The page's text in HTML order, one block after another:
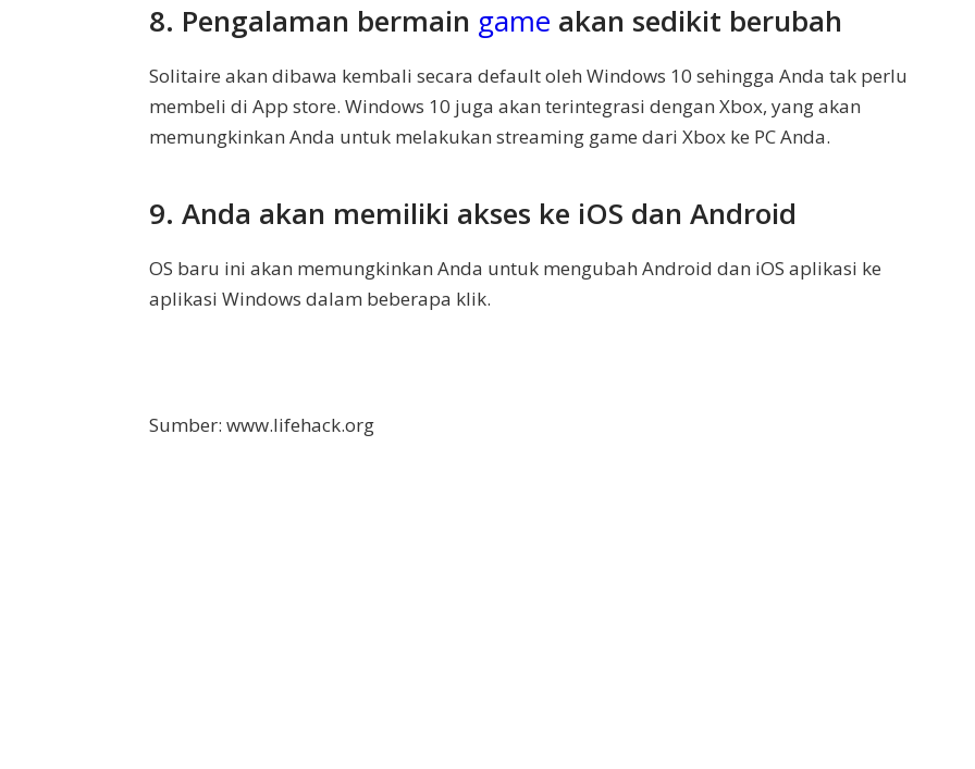
8. Pengalaman bermain game akan sedikit berubah
Solitaire akan dibawa kembali secara default oleh Windows 10 sehingga Anda tak perlu
membeli di App store. Windows 10 juga akan terintegrasi dengan Xbox, yang akan
memungkinkan Anda untuk melakukan streaming game dari Xbox ke PC Anda.
9. Anda akan memiliki akses ke iOS dan Android
OS baru ini akan memungkinkan Anda untuk mengubah Android dan iOS aplikasi ke
aplikasi Windows dalam beberapa klik.
Sumber: www.lifehack.org